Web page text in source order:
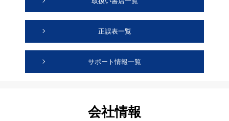
正誤表一覧
サポート情報一覧
会社情報